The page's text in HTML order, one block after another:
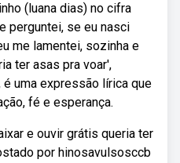
(luana dias) no cifra
perguntei, se eu nasci
me lamentei, sozinha e
ter asas pra voar',
uma expressão lírica que
fé e esperança.
e ouvir grátis queria ter
por hinosavulsosccb